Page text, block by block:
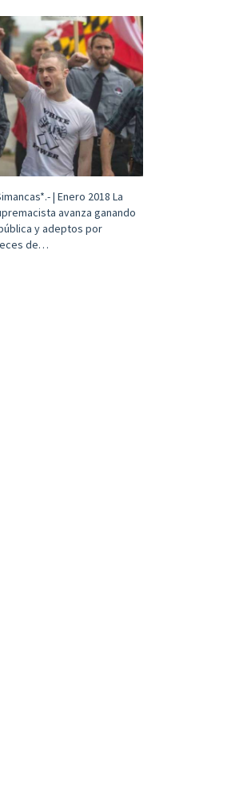
| Enero 2018 La
avanza ganando
y adeptos por
de…